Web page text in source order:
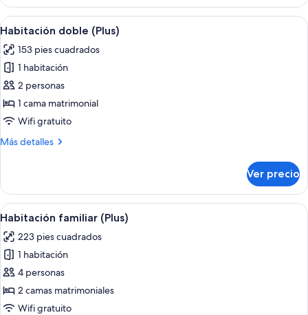
individual
(Solo
Plus)
Abrir
todas
las
fotos
de
Habitación
doble
Una habitación de hotel moderna
3
Habitación doble (Plus)
153 pies cuadrados
1 habitación
2 personas
1 cama matrimonial
Wifi gratuito
Más detalles
Más
doble
(Plus)
Ver precio
Abrir
todas
las
fotos
de
Habitación
familiar
Habitación de hotel con dos camas,
5
Habitación familiar (Plus)
223 pies cuadrados
1 habitación
4 personas
2 camas matrimoniales
Wifi gratuito